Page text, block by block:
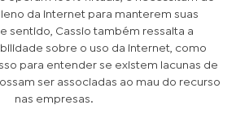
da internet para manterem suas
sentido, Cassio também ressalta a
sobre o uso da internet, como
para entender se existem lacunas de
ser associadas ao mau do recurso
nas empresas.